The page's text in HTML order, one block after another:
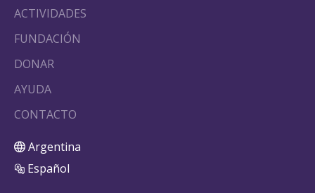
ACTIVIDADES
FUNDACIÓN
DONAR
AYUDA
CONTACTO
Argentina
Español